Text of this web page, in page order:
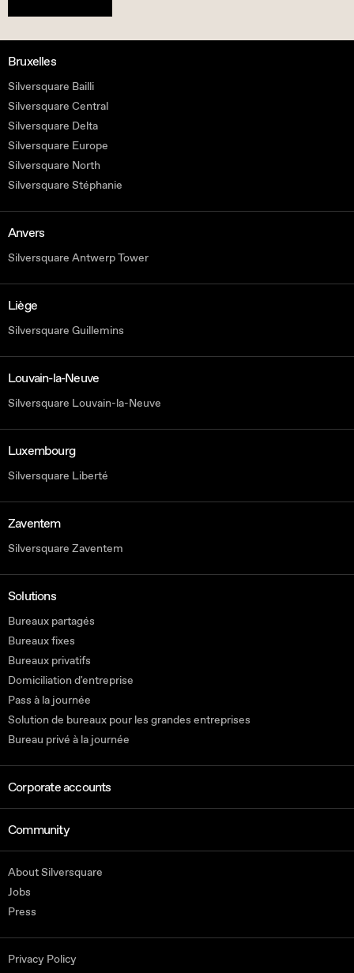
Bruxelles
Silversquare Bailli
Silversquare Central
Silversquare Delta
Silversquare Europe
Silversquare North
Silversquare Stéphanie
Anvers
Silversquare Antwerp Tower
Liège
Silversquare Guillemins
Louvain-la-Neuve
Silversquare Louvain-la-Neuve
Luxembourg
Silversquare Liberté
Zaventem
Silversquare Zaventem
Solutions
Bureaux partagés
Bureaux fixes
Bureaux privatifs
Domiciliation d'entreprise
Pass à la journée
Solution de bureaux pour les grandes entreprises
Bureau privé à la journée
Corporate accounts
Community
About Silversquare
Jobs
Press
Privacy Policy